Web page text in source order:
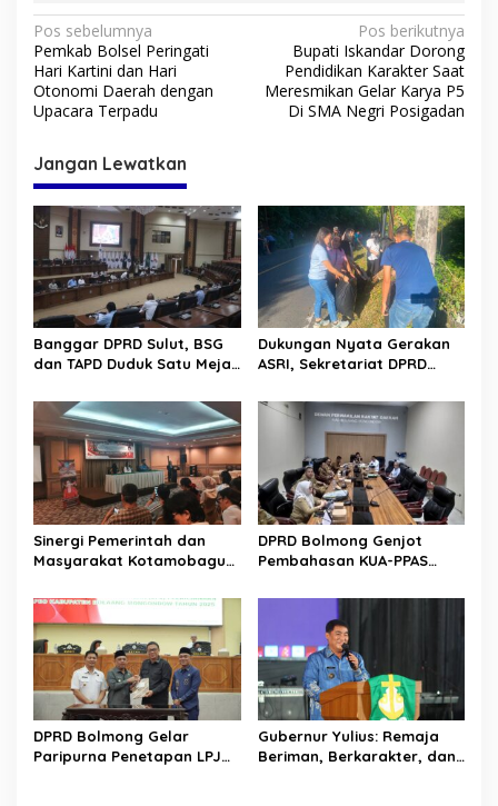
N
a
v
i
g
a
s
i
p
o
s
Pos sebelumnya
Pemkab Bolsel Peringati
Hari Kartini dan Hari
Otonomi Daerah dengan
Upacara Terpadu
Pos berikutnya
Bupati Iskandar Dorong
Pendidikan Karakter Saat
Meresmikan Gelar Karya P5
Di SMA Negri Posigadan
Jangan Lewatkan
Banggar DPRD Sulut, BSG
dan TAPD Duduk Satu Meja.
Rp30 Milyar ke BSG
Dukungan Nyata Gerakan
ASRI, Sekretariat DPRD
Jalan Manado – Tomohon
Sinergi Pemerintah dan
Masyarakat Kotamobagu
Golda Pinontoan
DPRD Bolmong Genjot
Pembahasan KUA-PPAS
DPRD Bolmong Gelar
Paripurna Penetapan LPJ
Gubernur Yulius: Remaja
Beriman, Berkarakter, dan